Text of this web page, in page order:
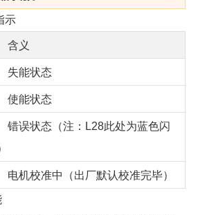
示
含义
失能状态
使能状态
错误状态（注：L28此处为蓝色闪
电机校准中（出厂默认校准完毕）